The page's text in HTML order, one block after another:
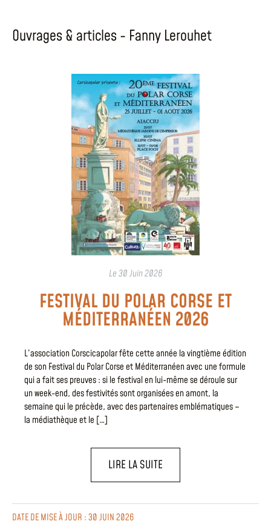
Ouvrages & articles - Fanny Lerouhet
Le30 Juin 2026
FESTIVAL DU POLAR CORSE ET
MÉDITERRANÉEN 2026
L’association Corscicapolar fête cette année la vingtième édition
de son Festival du Polar Corse et Méditerranéen avec une formule
qui a fait ses preuves : si le festival en lui-même se déroule sur
un week-end, des festivités sont organisées en amont, la
semaine qui le précède, avec des partenaires emblématiques –
la médiathèque et le […]
LIRE LA SUITE
DATE DE MISE À JOUR : 30 JUIN 2026